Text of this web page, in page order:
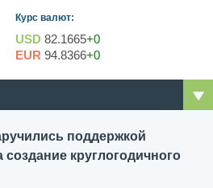
Курс валют:
USD 82.1665+0
EUR 94.8366+0
поддержкой
круглогодичного